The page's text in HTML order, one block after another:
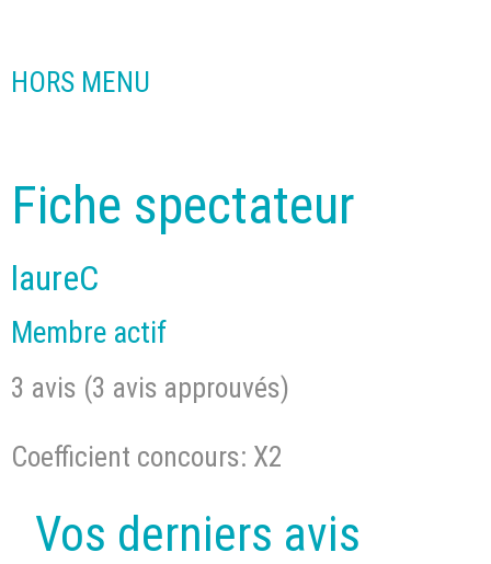
HORS MENU
Fiche spectateur
laureC
Membre actif
3 avis (3 avis approuvés)
Coefficient concours: X2
Vos derniers avis